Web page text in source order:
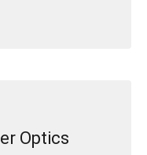
Optics